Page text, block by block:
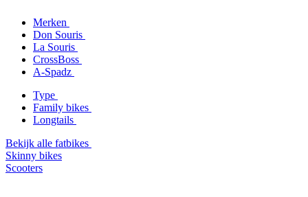
Merken
Don Souris
La Souris
CrossBoss
A-Spadz
Type
Family bikes
Longtails
Bekijk alle fatbikes
Skinny bikes
Scooters